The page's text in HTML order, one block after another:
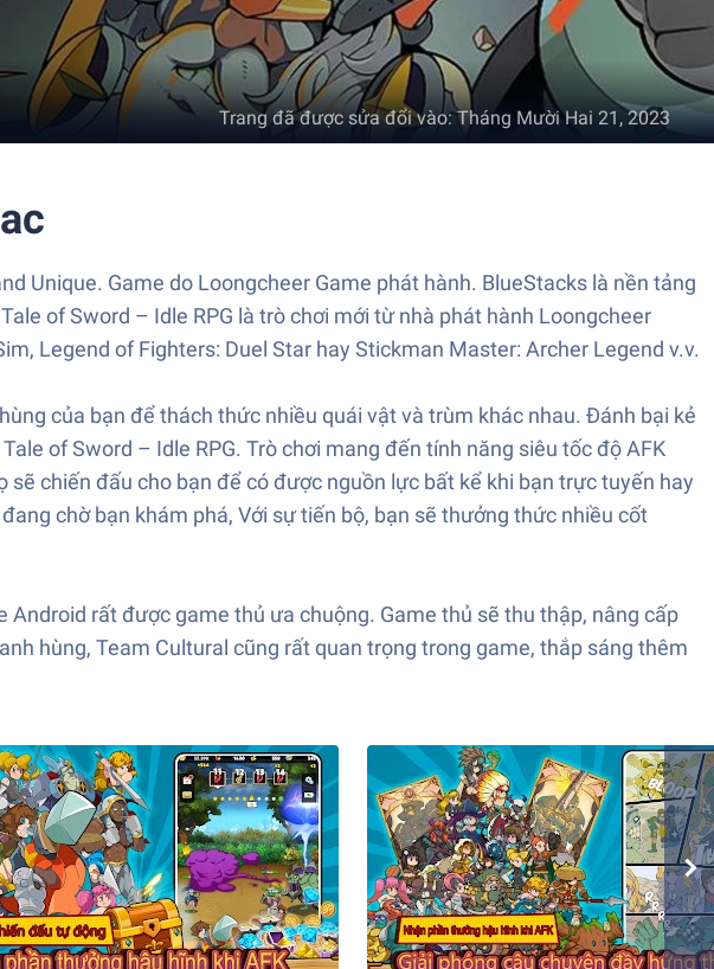
Trang đã được sửa đổi vào:Tháng Mười Hai 21, 2023
Unique. Game do Loongcheer Game phát hành. BlueStacks là nền tảng
of Sword – Idle RPG là trò chơi mới từ nhà phát hành Loongcheer
Legend of Fighters: Duel Star hay Stickman Master: Archer Legend v.v.
của bạn để thách thức nhiều quái vật và trùm khác nhau. Đánh bại kẻ
of Sword – Idle RPG. Trò chơi mang đến tính năng siêu tốc độ AFK
chiến đấu cho bạn để có được nguồn lực bất kể khi bạn trực tuyến hay
chờ bạn khám phá, Với sự tiến bộ, bạn sẽ thưởng thức nhiều cốt
rất được game thủ ưa chuộng. Game thủ sẽ thu thập, nâng cấp
hùng, Team Cultural cũng rất quan trọng trong game, thắp sáng thêm